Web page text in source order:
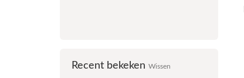
Recent bekeken Wissen